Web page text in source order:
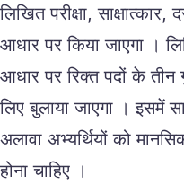
लिखित परीक्षा,
आधार पर किया जाएगा ।
आधार पर रिक्त पदों के तीन
लिए बुलाया जाएगा । इसमें
अलावा अभ्यर्थियों को
होना चाहिए ।